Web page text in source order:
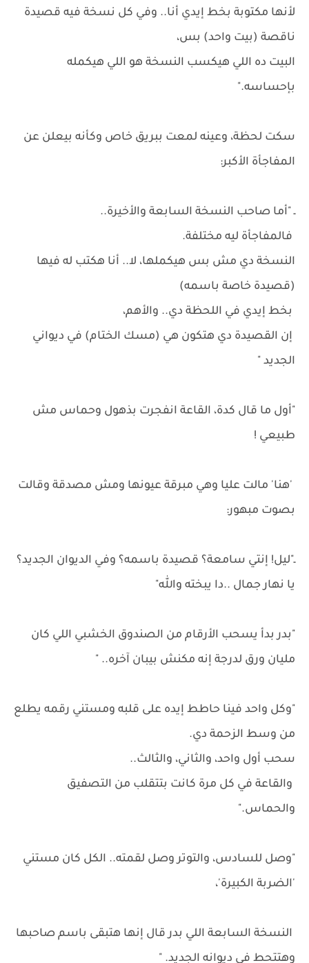
لأنها مكتوبة بخط إيدي أنا.. وفي كل نسخة فيه قصيدة
ناقصة (بيت واحد) بس،
البيت ده اللي هيكسب النسخة هو اللي هيكمله
بإحساسه."
سكت لحظة، وعينه لمعت ببريق خاص وكأنه بيعلن عن
المفاجأة الأكبر:
ـ "أما صاحب النسخة السابعة والأخيرة..
فالمفاجأة ليه مختلفة.
النسخة دي مش بس هيكملها، لا.. أنا هكتب له فيها
(قصيدة خاصة باسمه)
بخط إيدي في اللحظة دي.. والأهم،
إن القصيدة دي هتكون هي (مسك الختام) في ديواني
الجديد "
"أول ما قال كدة، القاعة انفجرت بذهول وحماس مش
طبيعي !
'هنا' مالت عليا وهي مبرقة عيونها ومش مصدقة وقالت
بصوت مبهور:
ـ"ليل! إنتي سامعة؟ قصيدة باسمه؟ وفي الديوان الجديد؟
يا نهار جمال ..دا يبخته والله"
"بدر بدأ يسحب الأرقام من الصندوق الخشبي اللي كان
مليان ورق لدرجة إنه مكنش بيبان آخره.. "
"وكل واحد فينا حاطط إيده على قلبه ومستني رقمه يطلع
من وسط الزحمة دي.
سحب أول واحد، والثاني، والثالث..
والقاعة في كل مرة كانت بتتقلب من التصفيق
والحماس."
"وصل للسادس، والتوتر وصل لقمته.. الكل كان مستني
'الضربة الكبيرة'،
النسخة السابعة اللي بدر قال إنها هتبقى باسم صاحبها
وهتتحط في ديوانه الجديد. "